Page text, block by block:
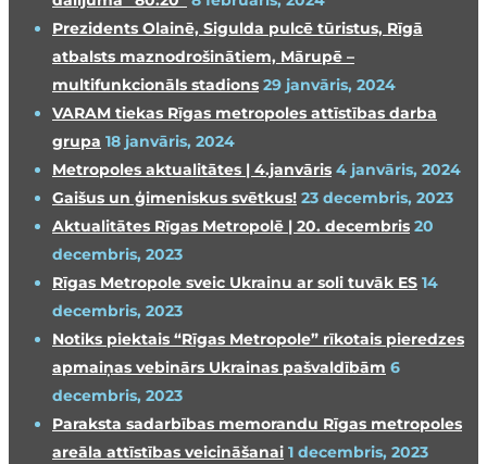
Prezidents Olainē, Sigulda pulcē tūristus, Rīgā
atbalsts maznodrošinātiem, Mārupē –
multifunkcionāls stadions 29 janvāris, 2024
VARAM tiekas Rīgas metropoles attīstības darba
grupa 18 janvāris, 2024
Metropoles aktualitātes | 4.janvāris 4 janvāris, 2024
Gaišus un ģimeniskus svētkus! 23 decembris, 2023
Aktualitātes Rīgas Metropolē | 20. decembris 20
decembris, 2023
Rīgas Metropole sveic Ukrainu ar soli tuvāk ES 14
decembris, 2023
Notiks piektais “Rīgas Metropole” rīkotais pieredzes
apmaiņas vebinārs Ukrainas pašvaldībām 6
decembris, 2023
Paraksta sadarbības memorandu Rīgas metropoles
areāla attīstības veicināšanai 1 decembris, 2023